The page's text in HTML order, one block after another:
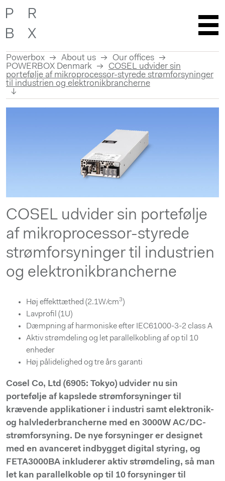
Powerbox About us
Our offices
POWERBOX Denmark
COSEL udvider sin
portefølje af mikroprocessor-styrede strømforsyninger
til industrien og elektronikbrancherne
COSEL udvider sin portefølje
af mikroprocessor-styrede
strømforsyninger til industrien
og elektronikbrancherne
Høj effekttæthed (2.1W/cm3)
Lavprofil (1U)
Dæmpning af harmoniske efter IEC61000-3-2 class A
Aktiv strømdeling og let parallelkobling af op til 10
enheder
Høj pålidelighed og tre års garanti
Cosel Co, Ltd (6905: Tokyo) udvider nu sin
portefølje af kapslede strømforsyninger til
krævende applikationer i industri samt elektronik-
og halvlederbrancherne med en 3000W AC/DC-
strømforsyning. De nye forsyninger er designet
med en avanceret indbygget digital styring, og
FETA3000BA inkluderer aktiv strømdeling, så man
let kan parallelkoble op til 10 forsyninger til